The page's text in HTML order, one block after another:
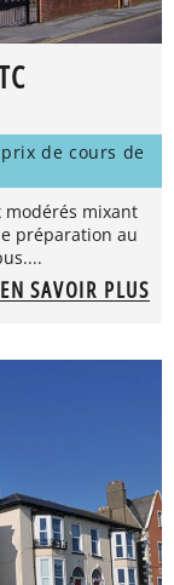
de cours de
modérés mixant
préparation au
EN SAVOIR PLUS